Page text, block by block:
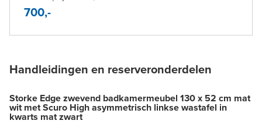
700,-
Handleidingen en reserveronderdelen
Storke Edge zwevend badkamermeubel 130 x 52 cm mat
wit met Scuro High asymmetrisch linkse wastafel in
kwarts mat zwart